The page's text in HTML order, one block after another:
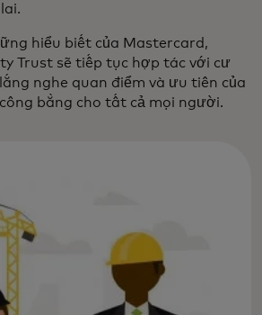
hiểu biết của Mastercard,
Trust sẽ tiếp tục hợp tác với cư
nghe quan điểm và ưu tiên của
bằng cho tất cả mọi người.